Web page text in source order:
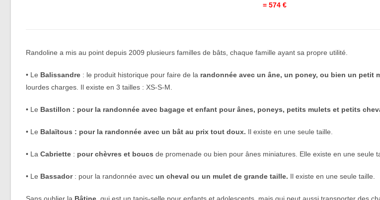
= 574 €
Randoline a mis au point depuis 2009 plusieurs familles de bâts, chaque famille ayant sa propre utilité.
• Le Balissandre : le produit historique pour faire de la randonnée avec un âne, un poney, ou bien un petit
lourdes charges. Il existe en 3 tailles : XS-S-M.
• Le Bastillon : pour la randonnée avec bagage et enfant pour ânes, poneys, petits mulets et petits
• Le Balaïtous : pour la randonnée avec un bât au prix tout doux. Il existe en une seule taille.
• La Cabriette : pour chèvres et boucs de promenade ou bien pour ânes miniatures. Elle existe en une seule
• Le Bassador: pour la randonnée avec un cheval ou un mulet de grande taille. Il existe en une seule taille.
Sans oublier la Bâtine , qui est un tapis-selle pour enfants et adolescents, mais qui peut aussi transporter des